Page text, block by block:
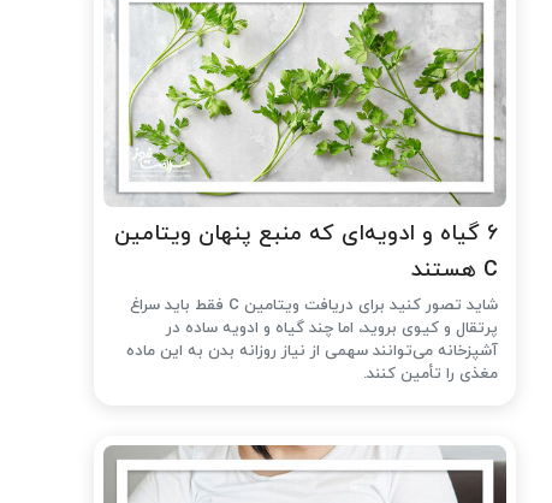
۶ گیاه و ادویه‌ای که منبع پنهان ویتامین
C هستند
شاید تصور کنید برای دریافت ویتامین C فقط باید سراغ
پرتقال و کیوی بروید، اما چند گیاه و ادویه ساده در
آشپزخانه می‌توانند سهمی از نیاز روزانه بدن به این ماده
مغذی را تأمین کنند.